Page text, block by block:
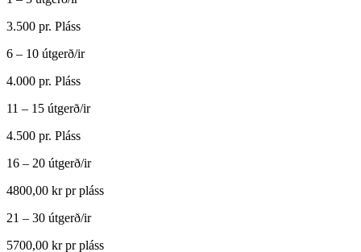
3.500 pr. Pláss
6 – 10 útgerð/ir
4.000 pr. Pláss
11 – 15 útgerð/ir
4.500 pr. Pláss
16 – 20 útgerð/ir
4800,00 kr pr pláss
21 – 30 útgerð/ir
5700,00 kr pr pláss